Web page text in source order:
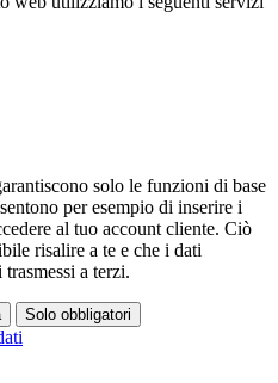
solo le funzioni di base
per esempio di inserire i
al tuo account cliente. Ciò
risalire a te e che i dati
a terzi.
Solo obbligatori